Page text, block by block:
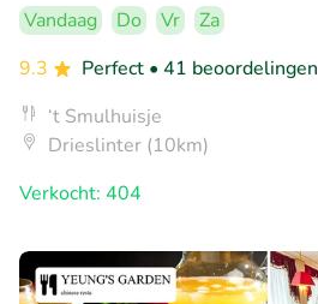
Vandaag Do Vr
Za
9.3
Perfect • 41 beoordelingen
‘t Smulhuisje
Drieslinter (10km)
Verkocht: 404